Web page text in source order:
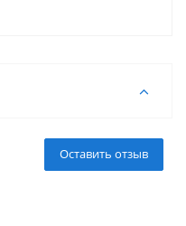
Оставить отзыв